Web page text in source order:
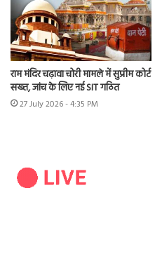
राम मंदिर चढ़ावा चोरी मामले में सुप्रीम कोर्ट
सख्त, जांच के लिए नई SIT गठित
27 July 2026 - 4:35 PM